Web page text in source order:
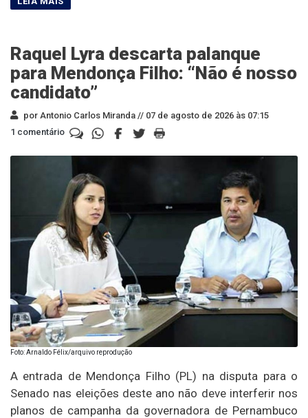
Raquel Lyra descarta palanque
para Mendonça Filho: “Não é nosso
candidato”
por Antonio Carlos Miranda // 07 de agosto de 2026 às 07:15
1 comentário
Foto: Arnaldo Félix/arquivo reprodução
A entrada de Mendonça Filho (PL) na disputa para o
Senado nas eleições deste ano não deve interferir nos
planos de campanha da governadora de Pernambuco